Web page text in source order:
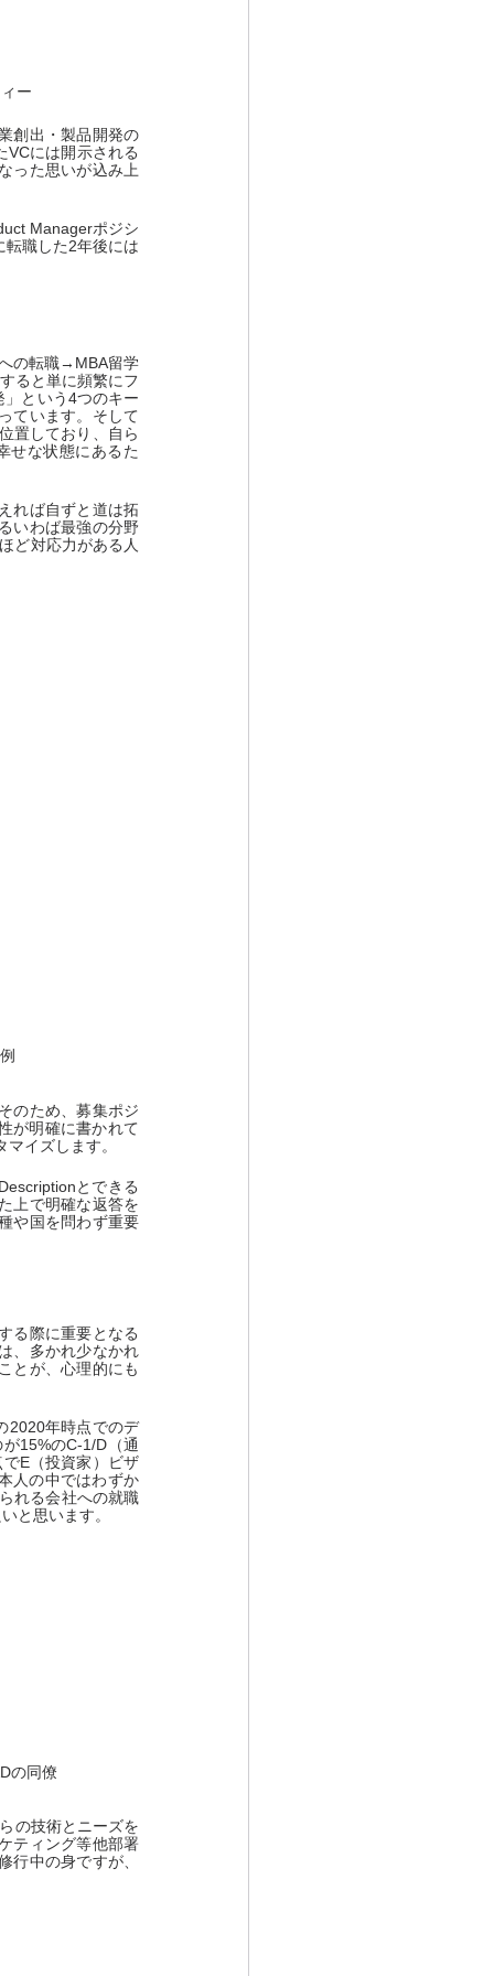
ー
創出・製品開発の
VCには開示される
った思いが込み上
Managerポジシ
転職した2年後には
の転職→MBA留学
ると単に頻繁にフ
という4つのキー
ています。そして
置しており、自ら
せな状態にあるた
れば自ずと道は拓
いわば最強の分野
ど対応力がある人
のため、募集ポジ
が明確に書かれて
イズします。
とできる
上で明確な返答を
や国を問わず重要
る際に重要となる
、多かれ少なかれ
とが、心理的にも
2020年時点でのデ
15%のC-1/D（通
E（投資家）ビザ
人の中ではわずか
れる会社への就職
と思います。
の同僚
の技術とニーズを
ティング等他部署
行中の身ですが、